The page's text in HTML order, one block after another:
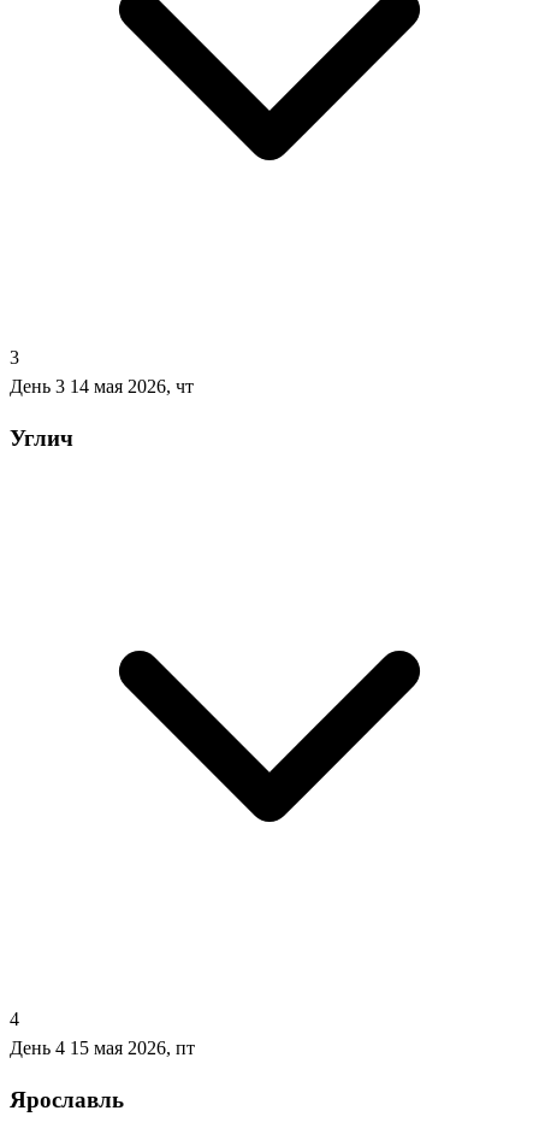
3
День 3 14 мая 2026, чт
Углич
4
День 4 15 мая 2026, пт
Ярославль